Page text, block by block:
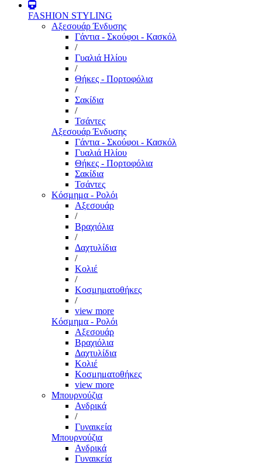
FASHION STYLING
Αξεσουάρ Ένδυσης
Γάντια - Σκούφοι - Κασκόλ
/
Γυαλιά Ηλίου
/
Θήκες - Πορτοφόλια
/
Σακίδια
/
Τσάντες
Αξεσουάρ Ένδυσης
Γάντια - Σκούφοι - Κασκόλ
Γυαλιά Ηλίου
Θήκες - Πορτοφόλια
Σακίδια
Τσάντες
Κόσμημα - Ρολόι
Αξεσουάρ
/
Βραχιόλια
/
Δαχτυλίδια
/
Κολιέ
/
Κοσμηματοθήκες
/
view more
Κόσμημα - Ρολόι
Αξεσουάρ
Βραχιόλια
Δαχτυλίδια
Κολιέ
Κοσμηματοθήκες
view more
Μπουρνούζια
Ανδρικά
/
Γυναικεία
Μπουρνούζια
Ανδρικά
Γυναικεία